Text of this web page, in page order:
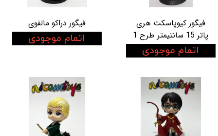
فیگور کیوپاسکت هری
پاتر 15 سانتیمتر طرح 1
اتمام موجودی
فیگور دراکو مالفوی
اتمام موجودی